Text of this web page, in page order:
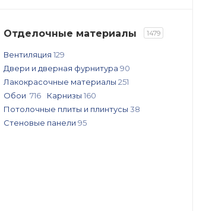
Отделочные материалы 1479
Вентиляция 129
Двери и дверная фурнитура 90
Лакокрасочные материалы 251
Обои 716 Карнизы 160
Потолочные плиты и плинтусы 38
Стеновые панели 95